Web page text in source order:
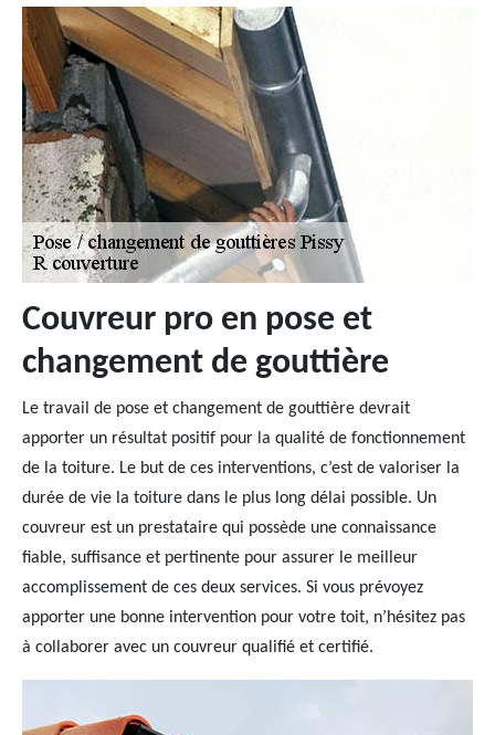
Couvreur pro en pose et
changement de gouttière
Le travail de pose et changement de gouttière devrait
apporter un résultat positif pour la qualité de fonctionnement
de la toiture. Le but de ces interventions, c’est de valoriser la
durée de vie la toiture dans le plus long délai possible. Un
couvreur est un prestataire qui possède une connaissance
fiable, suffisance et pertinente pour assurer le meilleur
accomplissement de ces deux services. Si vous prévoyez
apporter une bonne intervention pour votre toit, n’hésitez pas
à collaborer avec un couvreur qualifié et certifié.